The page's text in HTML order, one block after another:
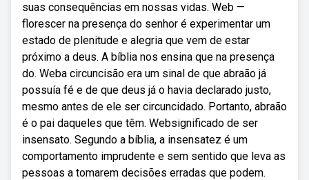
suas consequências em nossas vidas. Web —
florescer na presença do senhor é experimentar um
estado de plenitude e alegria que vem de estar
próximo a deus. A bíblia nos ensina que na presença
do. Weba circuncisão era um sinal de que abraão já
possuía fé e de que deus já o havia declarado justo,
mesmo antes de ele ser circuncidado. Portanto, abraão
é o pai daqueles que têm. Websignificado de ser
insensato. Segundo a bíblia, a insensatez é um
comportamento imprudente e sem sentido que leva as
pessoas a tomarem decisões erradas que podem.